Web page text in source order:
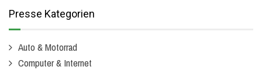
Presse Kategorien
Auto & Motorrad
Computer & Internet